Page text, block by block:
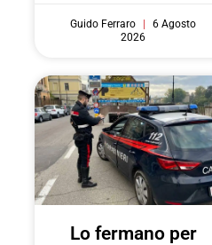
Guido Ferraro
6 Agosto
2026
Lo fermano per